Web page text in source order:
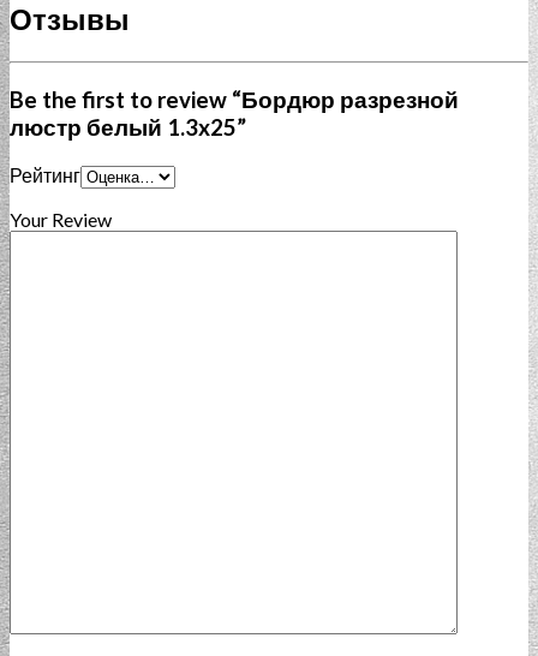
Отзывы
Be the first to review “Бордюр разрезной
люстр белый 1.3x25”
Рейтинг
Your Review